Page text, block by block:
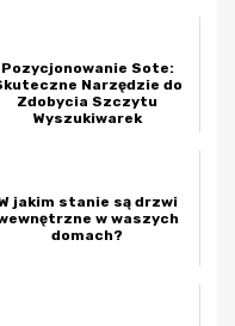
Pozycjonowanie Sote:
Narzędzie do
Zdobycia Szczytu
Wyszukiwarek
jakim stanie są drzwi
w waszych
domach?